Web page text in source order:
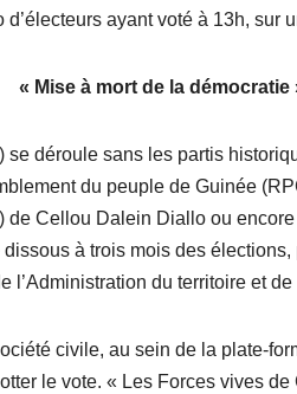
ayant voté à 13h, sur
« Mise à mort de la démocratie
déroule sans les partis
du peuple de Guinée
Cellou Dalein Diallo ou
à trois mois des
l’Administration du territoire et
civile, au sein de la plate-
le vote. « Les Forces vives